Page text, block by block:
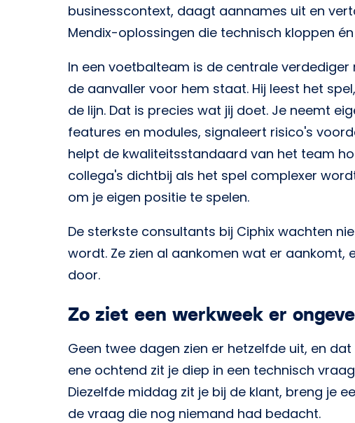
businesscontext, daagt aannames uit en
Mendix-oplossingen die technisch kloppen
In een voetbalteam is de centrale
de aanvaller voor hem staat. Hij leest het
de lijn. Dat is precies wat jij doet. Je neemt
features en modules, signaleert risico's
helpt de kwaliteitsstandaard van het team
collega's dichtbij als het spel complexer
om je eigen positie te spelen.
De sterkste consultants bij Ciphix wachten
wordt. Ze zien al aankomen wat er aankomt,
door.
Zo ziet een werkweek er
Geen twee dagen zien er hetzelfde uit, en
ene ochtend zit je diep in een technisch
Diezelfde middag zit je bij de klant, breng je
de vraag die nog niemand had bedacht.